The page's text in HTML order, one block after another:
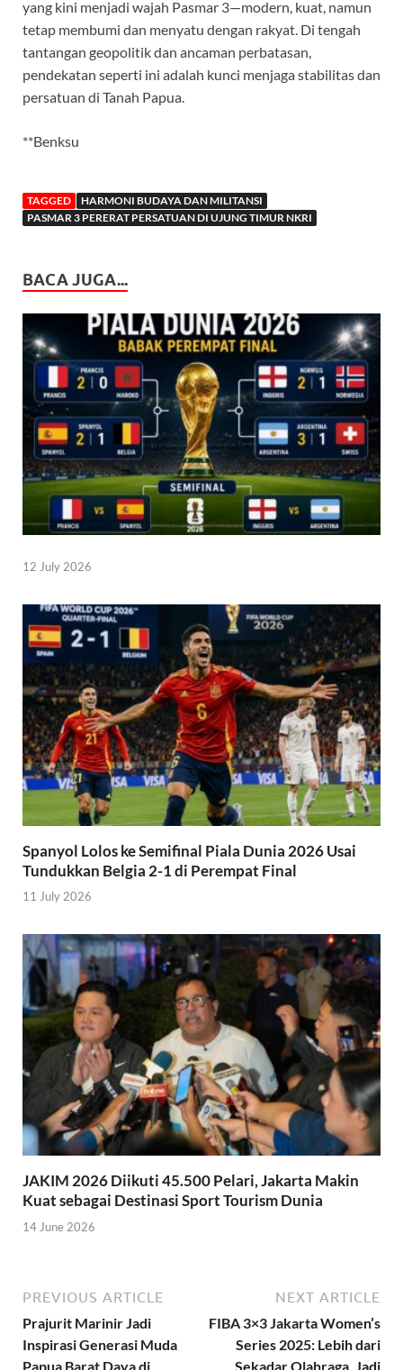
yang kini menjadi wajah Pasmar 3—modern, kuat, namun
tetap membumi dan menyatu dengan rakyat. Di tengah
tantangan geopolitik dan ancaman perbatasan,
pendekatan seperti ini adalah kunci menjaga stabilitas dan
persatuan di Tanah Papua.
**Benksu
TAGGED
HARMONI BUDAYA DAN MILITANSI
PASMAR 3 PERERAT PERSATUAN DI UJUNG TIMUR NKRI
BACA JUGA...
12 July 2026
Spanyol Lolos ke Semifinal Piala Dunia 2026 Usai
Tundukkan Belgia 2-1 di Perempat Final
11 July 2026
JAKIM 2026 Diikuti 45.500 Pelari, Jakarta Makin
Kuat sebagai Destinasi Sport Tourism Dunia
14 June 2026
PREVIOUS ARTICLE
Prajurit Marinir Jadi
Inspirasi Generasi Muda
Papua Barat Daya di
NEXT ARTICLE
FIBA 3×3 Jakarta Women’s
Series 2025: Lebih dari
Sekadar Olahraga, Jadi